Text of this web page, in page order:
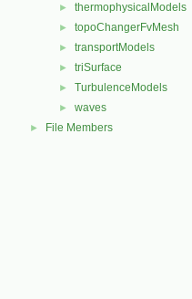
► thermophysicalModels
► topoChangerFvMesh
► transportModels
► triSurface
► TurbulenceModels
► waves
► File Members